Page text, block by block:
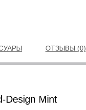
ОТЗЫВЫ (0)
Design Mint